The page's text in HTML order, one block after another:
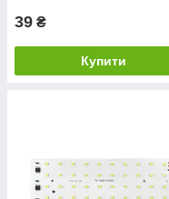
39 ₴
Купити